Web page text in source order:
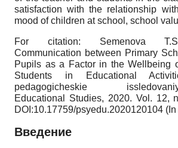
satisfaction with the relationship
mood of children at school, school
For citation: Semenova
Communication between Primary
Pupils as a Factor in the Wellbeing
Students in Educational
pedagogicheskie
Educational Studies, 2020. Vol. 12,
DOI:10.17759/psyedu.2020120104 (In
Введение